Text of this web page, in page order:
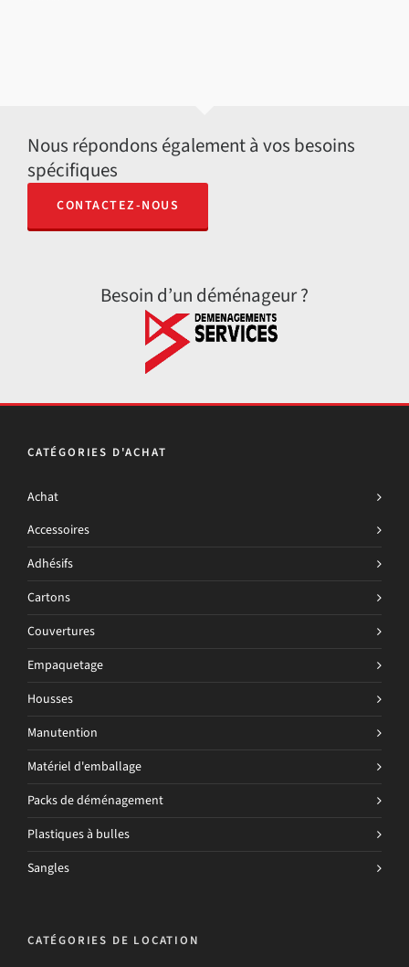
Nous répondons également à vos besoins
spécifiques
CONTACTEZ-NOUS
Besoin d’un déménageur ?
CATÉGORIES D'ACHAT
Achat
Accessoires
Adhésifs
Cartons
Couvertures
Empaquetage
Housses
Manutention
Matériel d'emballage
Packs de déménagement
Plastiques à bulles
Sangles
CATÉGORIES DE LOCATION